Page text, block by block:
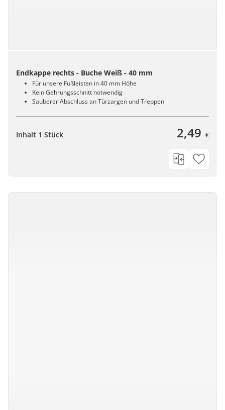
Endkappe rechts - Buche Weiß - 40 mm
Für unsere Fußleisten in 40 mm Höhe
Kein Gehrungsschnitt notwendig
Sauberer Abschluss an Türzargen und Treppen
Inhalt 1 Stück 2,49 €